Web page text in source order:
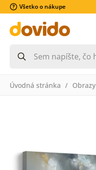
Všetko o nákupe
Úvodná stránka Obrazy